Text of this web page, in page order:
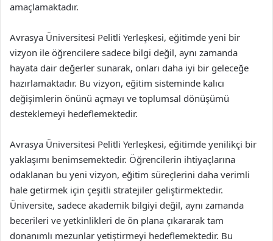
amaçlamaktadır.
Avrasya Üniversitesi Pelitli Yerleşkesi, eğitimde yeni bir
vizyon ile öğrencilere sadece bilgi değil, aynı zamanda
hayata dair değerler sunarak, onları daha iyi bir geleceğe
hazırlamaktadır. Bu vizyon, eğitim sisteminde kalıcı
değişimlerin önünü açmayı ve toplumsal dönüşümü
desteklemeyi hedeflemektedir.
Avrasya Üniversitesi Pelitli Yerleşkesi, eğitimde yenilikçi bir
yaklaşımı benimsemektedir. Öğrencilerin ihtiyaçlarına
odaklanan bu yeni vizyon, eğitim süreçlerini daha verimli
hale getirmek için çeşitli stratejiler geliştirmektedir.
Üniversite, sadece akademik bilgiyi değil, aynı zamanda
becerileri ve yetkinlikleri de ön plana çıkararak tam
donanımlı mezunlar yetiştirmeyi hedeflemektedir. Bu